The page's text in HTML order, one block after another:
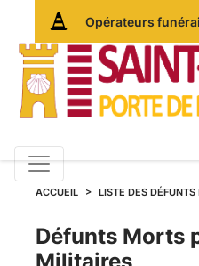
Opérateurs
ACCUEIL LISTE DES
Défunts
Défunts Morts